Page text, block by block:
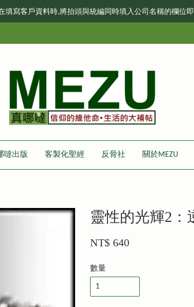
填寫客戶資料時,將抬頭與統編同時填入公司名稱的欄位
噠出版 客製化聖經 反骨社 關於MEZU
靈性的光輝2：
NT$ 640
數量